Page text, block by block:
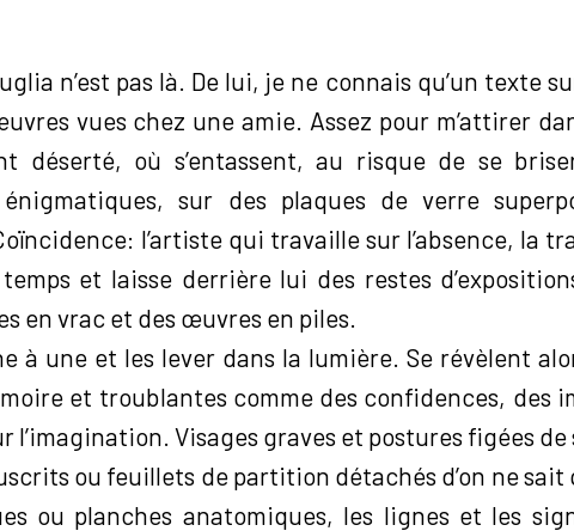
n’est pas là. De lui, je ne connais qu’un texte
vues chez une amie. Assez pour m’attirer
déserté, où s’entassent, au risque de se
sur des plaques de verre
l’artiste qui travaille sur l’absence, la
et laisse derrière lui des restes
en vrac et des œuvres en piles.
à une et les lever dans la lumière. Se révèlent
et troublantes comme des confidences, des
l’imagination. Visages graves et postures figées de
ou feuillets de partition détachés d’on ne sait
ou planches anatomiques, les lignes et les